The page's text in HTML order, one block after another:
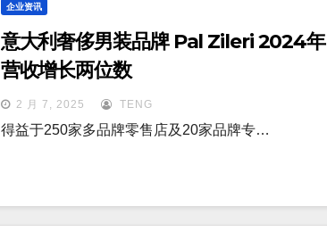
企业资讯
意大利奢侈男装品牌 Pal Zileri 2024年
营收增长两位数
2 月 7, 2025 TENG
得益于250家多品牌零售店及20家品牌专…